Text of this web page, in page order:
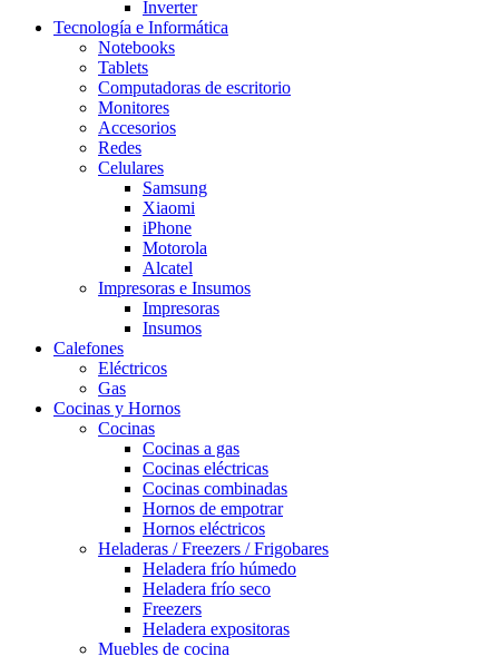
Inverter
Tecnología e Informática
Notebooks
Tablets
Computadoras de escritorio
Monitores
Accesorios
Redes
Celulares
Samsung
Xiaomi
iPhone
Motorola
Alcatel
Impresoras e Insumos
Impresoras
Insumos
Calefones
Eléctricos
Gas
Cocinas y Hornos
Cocinas
Cocinas a gas
Cocinas eléctricas
Cocinas combinadas
Hornos de empotrar
Hornos eléctricos
Heladeras / Freezers / Frigobares
Heladera frío húmedo
Heladera frío seco
Freezers
Heladera expositoras
Muebles de cocina